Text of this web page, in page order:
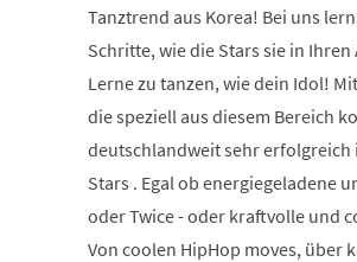
Tanztrend aus Korea! Bei uns
Schritte, wie die Stars sie in
Lerne zu tanzen, wie dein Idol!
die speziell aus diesem Bereich
deutschlandweit sehr erfolgreich
Stars . Egal ob energiegeladene
oder Twice - oder kraftvolle und
Von coolen HipHop moves, über